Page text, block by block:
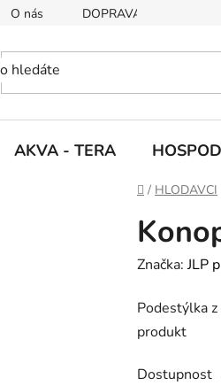
O nás DOPRAVA A PLATBY
AKVA - TERA
D
m
ů
/ HLODAVCI
Značka:JLP
Podestýlka
produkt
Dostupnost